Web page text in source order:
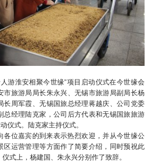
淮安相聚今世缘”项目启动仪式在今世缘会
市旅游局局长朱永兴、无锡市旅游局副局长杨
长周军霞、无锡国旅总经理蒋越庆、公司党委
总经理陆克家，公司后方代表和无锡国旅旅游
仪式。陆克家主持仪式。
位嘉宾的到来表示热烈欢迎，并从今世缘公
区运营管理等方面作了简要介绍，同时预祝此
式上，杨建国、朱永兴分别作了致辞。